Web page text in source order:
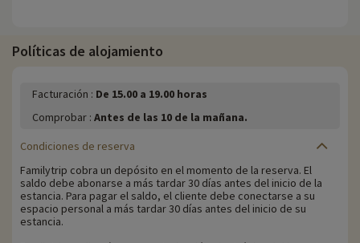
Políticas de alojamiento
Facturación : De 15.00 a 19.00 horas
Comprobar : Antes de las 10 de la mañana.
Condiciones de reserva
Familytrip cobra un depósito en el momento de la reserva. El
saldo debe abonarse a más tardar 30 días antes del inicio de la
estancia. Para pagar el saldo, el cliente debe conectarse a su
espacio personal a más tardar 30 días antes del inicio de su
estancia.